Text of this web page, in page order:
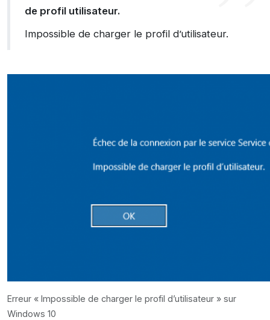
de profil utilisateur.
Impossible de charger le profil d’utilisateur.
Erreur « Impossible de charger le profil d’utilisateur » sur
Windows 10